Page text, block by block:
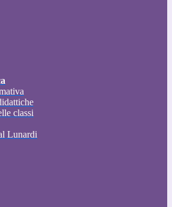
classi
Lunardi